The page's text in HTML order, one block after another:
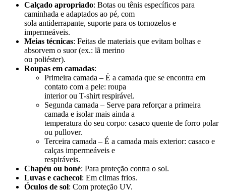
Calçado apropriado: Botas ou tênis específicos para
caminhada e adaptados ao pé, com
sola antiderrapante, suporte para os tornozelos e
impermeáveis.
Meias técnicas: Feitas de materiais que evitam bolhas e
absorvem o suor (ex.: lã merino
ou poliéster).
Roupas em camadas:
Primeira camada – É a camada que se encontra em
contato com a pele: roupa
interior ou T-shirt respirável.
Segunda camada – Serve para reforçar a primeira
camada e isolar mais ainda a
temperatura do seu corpo: casaco quente de forro polar
ou pullover.
Terceira camada – É a camada mais exterior: casaco e
calças impermeáveis e
respiráveis.
Chapéu ou boné: Para proteção contra o sol.
Luvas e cachecol: Em climas frios.
Óculos de sol: Com proteção UV.